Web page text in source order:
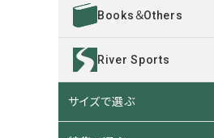
Books＆Others
River Sports
サイズで選ぶ